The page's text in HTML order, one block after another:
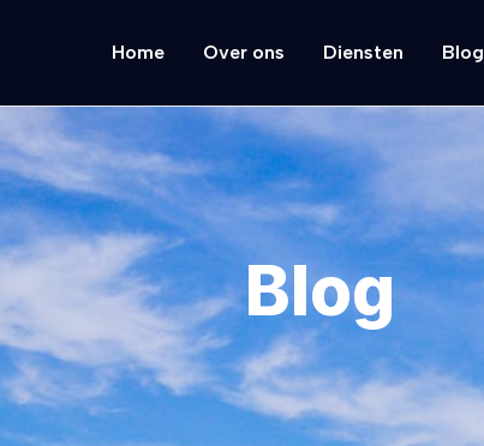
Home Over ons Diensten Blog
Blog